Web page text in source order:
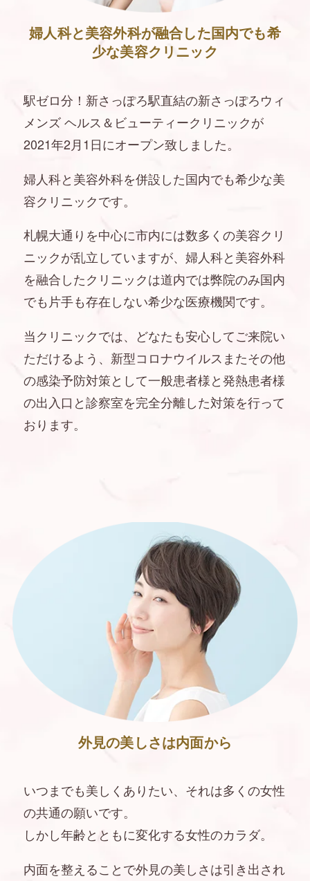
婦人科と美容外科が融合した国内でも希
少な美容クリニック
駅ゼロ分！新さっぽろ駅直結の新さっぽろウィ
メンズ ヘルス＆ビューティークリニックが
2021年2月1日にオープン致しました。
婦人科と美容外科を併設した国内でも希少な美
容クリニックです。
札幌大通りを中心に市内には数多くの美容クリ
ニックが乱立していますが、婦人科と美容外科
を融合したクリニックは道内では弊院のみ国内
でも片手も存在しない希少な医療機関です。
当クリニックでは、どなたも安心してご来院い
ただけるよう、新型コロナウイルスまたその他
の感染予防対策として一般患者様と発熱患者様
の出入口と診察室を完全分離した対策を行って
おります。
外見の美しさは内面から
いつまでも美しくありたい、それは多くの女性
の共通の願いです。
しかし年齢とともに変化する女性のカラダ。
内面を整えることで外見の美しさは引き出され